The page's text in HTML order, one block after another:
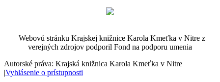
Webovú stránku Krajskej knižnice Karola Kmeťka v Nitre z
verejných zdrojov podporil Fond na podporu umenia
Autorské práva: Krajská knižnica Karola Kmeťka v Nitre
|Vyhlásenie o prístupnosti